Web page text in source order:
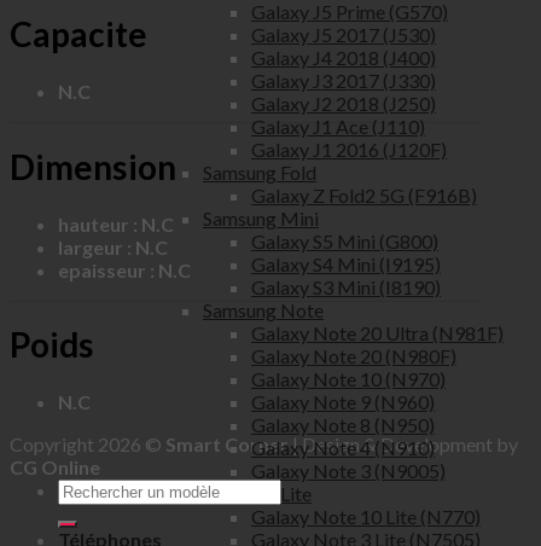
Galaxy J5 Prime (G570)
Galaxy J5 2017 (J530)
Galaxy J4 2018 (J400)
Galaxy J3 2017 (J330)
Galaxy J2 2018 (J250)
Galaxy J1 Ace (J110)
Galaxy J1 2016 (J120F)
Samsung Fold
Galaxy Z Fold2 5G (F916B)
Samsung Mini
Galaxy S5 Mini (G800)
Galaxy S4 Mini (I9195)
Galaxy S3 Mini (I8190)
Samsung Note
Galaxy Note 20 Ultra (N981F)
Galaxy Note 20 (N980F)
Galaxy Note 10 (N970)
Galaxy Note 9 (N960)
Galaxy Note 8 (N950)
Galaxy Note 4 (N910)
Galaxy Note 3 (N9005)
Samsung Lite
Galaxy Note 10 Lite (N770)
Galaxy Note 3 Lite (N7505)
Capacite
N.C
Dimension
hauteur : N.C
largeur : N.C
epaisseur : N.C
Poids
N.C
Copyright 2026 © Smart Corner| Design & Development by
CG Online
Téléphones